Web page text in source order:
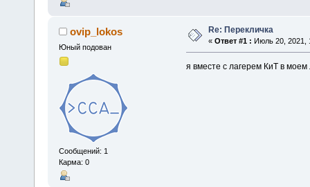
ovip_lokos
Юный подован
Сообщений: 1
Карма: 0
Re: Перекличка
« Ответ #1 : Июль 20, 2021,
я вместе с лагерем КиТ в